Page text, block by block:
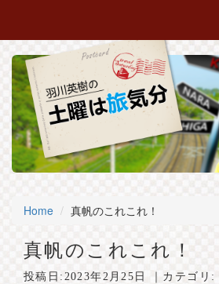
Home 真帆のこれこれ！
真帆のこれこれ！
投稿日: 2023年2月25日 ｜カテゴリ: